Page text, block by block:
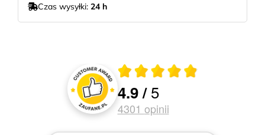
Czas wysyłki: 24 h
Oceny i recenzje klientów
Średnia ocena 4.9 z 5
4.9/5
4301 opinii